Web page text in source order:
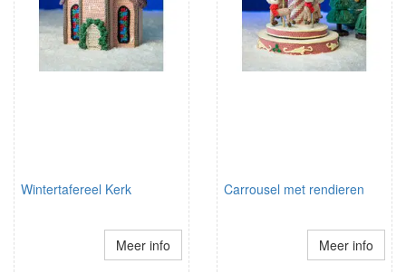
Wintertafereel Kerk
Meer info
Carrousel met rendieren
Meer info